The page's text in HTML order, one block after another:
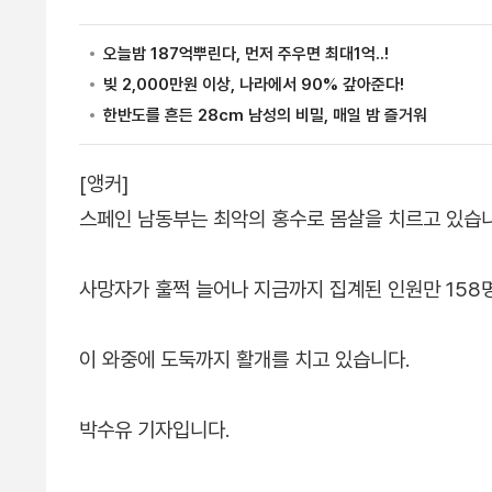
[앵커]
스페인 남동부는 최악의 홍수로 몸살을 치르고 있습
사망자가 훌쩍 늘어나 지금까지 집계된 인원만 158
이 와중에 도둑까지 활개를 치고 있습니다.
박수유 기자입니다.